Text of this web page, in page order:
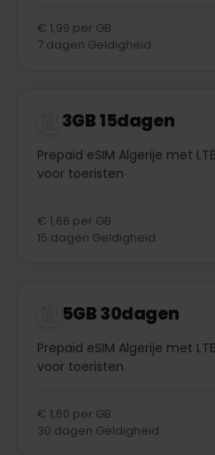
€ 1,99 per GB
7 dagen Geldigheid
3GB 15dagen
Prepaid eSIM Algerije met
voor toeristen
€ 1,66 per GB
15 dagen Geldigheid
5GB 30dagen
Prepaid eSIM Algerije met
voor toeristen
€ 1,60 per GB
30 dagen Geldigheid